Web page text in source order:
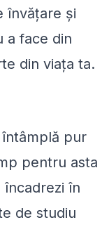
învățare și
a face din
din viața ta.
pur
pentru asta
încadrezi în
de studiu